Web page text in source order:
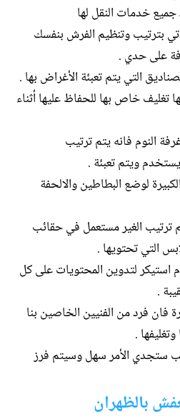
خدمات النقل لها
بترتيب وتنظيم الفرش بنفسك
على حدي .
التي يتم تعبئة الأغراض بها .
تغليف خاص بها للحفاظ عليها أثناء
النوم فانه يتم ترتيب
ويتم تعبئة .
لوضع البطاطين والالحفة
ترتيب الغير مستعمل في حقائب
التي تحتويها .
استيكر لتدوين المحتويات على كل
.
فان فرد من الفنيين الخاصين بنا
.
ستجدي الأمر سهل وسيتم فرز
بالظهران